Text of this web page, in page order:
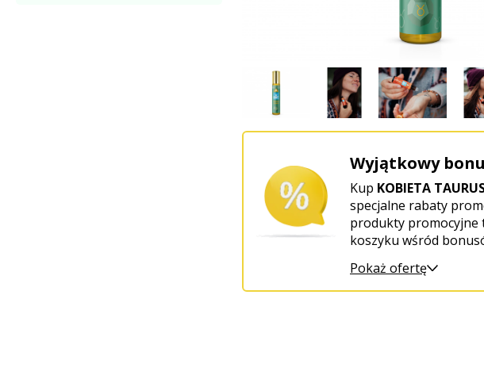
Wyjątkowy
Kup KOBIETA
specjalne rabaty
produkty promocyjne
koszyku wśród
Pokaż ofertę